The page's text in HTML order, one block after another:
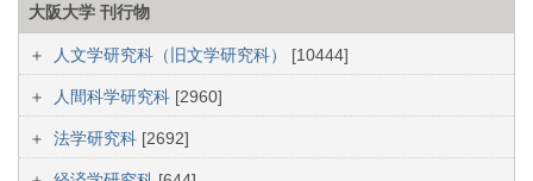
大阪大学 刊行物
人文学研究科（旧文学研究科） [10444]
人間科学研究科 [2960]
法学研究科 [2692]